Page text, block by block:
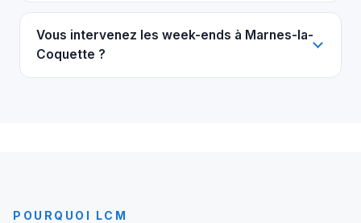
Vous intervenez les week-ends à Marnes-la-
Coquette ?
POURQUOI LCM